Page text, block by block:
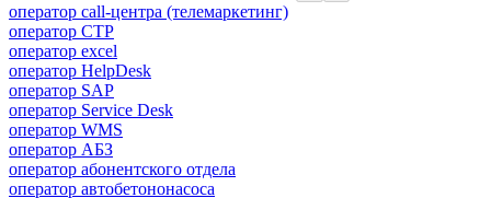
оператор call-центра (телемаркетинг)
оператор CTP
оператор excel
оператор HelpDesk
оператор SAP
оператор Service Desk
оператор WMS
оператор АБЗ
оператор абонентского отдела
оператор автобетононасоса